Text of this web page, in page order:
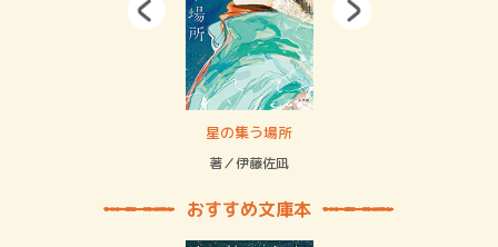
星の集う場所
著／伊藤佐凪
おすすめ文庫本